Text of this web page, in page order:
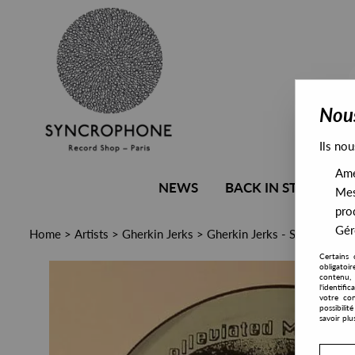
NEWS BACK IN STOCK
Home > Artists > Gherkin Jerks > Gherkin Jerks - Stomp The
Ils
Certains
contenu,
votre
savoir